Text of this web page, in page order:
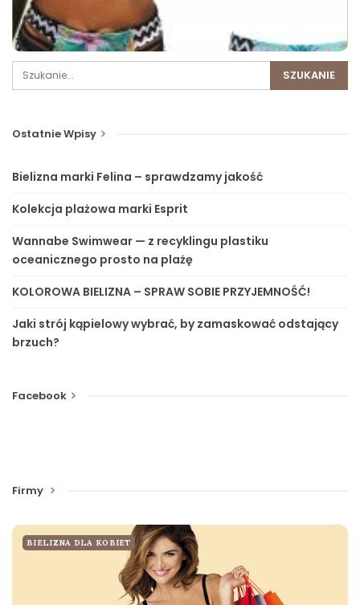
Ostatnie Wpisy
Bielizna marki Felina – sprawdzamy jakość
Kolekcja plażowa marki Esprit
Wannabe Swimwear — z recyklingu plastiku
oceanicznego prosto na plażę
KOLOROWA BIELIZNA – SPRAW SOBIE PRZYJEMNOŚĆ!
Jaki strój kąpielowy wybrać, by zamaskować odstający
brzuch?
Facebook
Firmy
BIELIZNA DLA KOBIET